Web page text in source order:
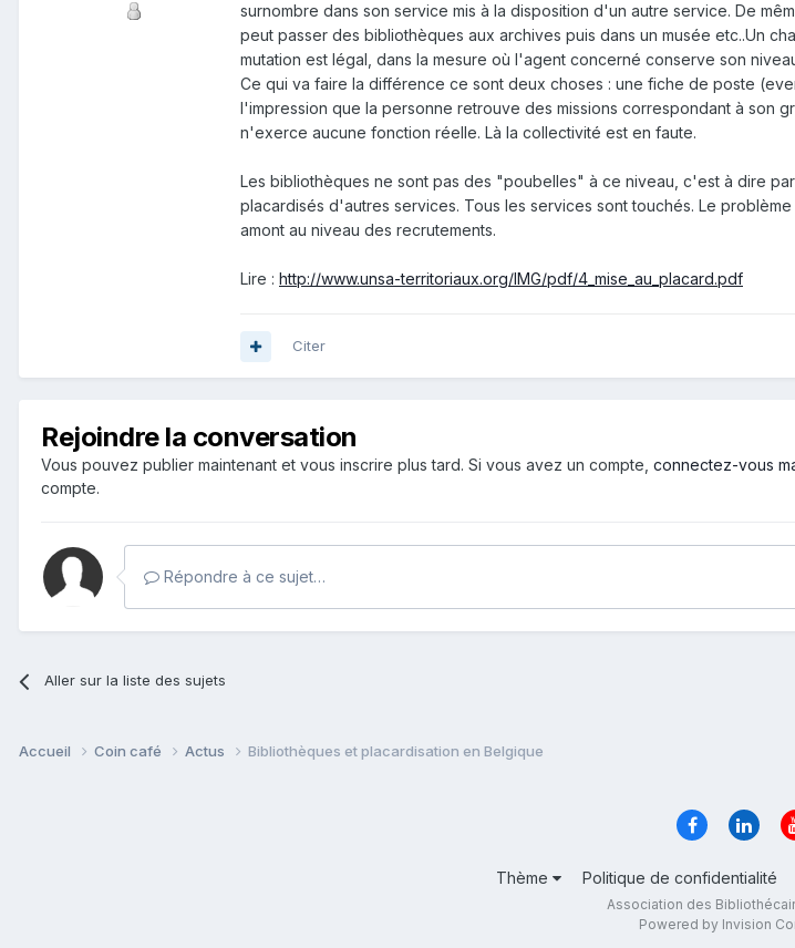
surnombre dans son service mis à la disposition d'un autre service. De
peut passer des bibliothèques aux archives puis dans un musée etc..Un
mutation est légal, dans la mesure où l'agent concerné conserve son
Ce qui va faire la différence ce sont deux choses : une fiche de poste
l'impression que la personne retrouve des missions correspondant à son
n'exerce aucune fonction réelle. Là la collectivité est en faute.
Les bibliothèques ne sont pas des "poubelles" à ce niveau, c'est à dire
placardisés d'autres services. Tous les services sont touchés. Le
amont au niveau des recrutements.
Lire : http://www.unsa-territoriaux.org/IMG/pdf/4_mise_au_placard.pdf
Citer
Rejoindre la conversation
Vous pouvez publier maintenant et vous inscrire plus tard. Si vous avez un compte, connectez-vous
compte.
Répondre à ce sujet…
Aller sur la liste des sujets
Accueil Coin café Actus Bibliothèques et placardisation en Belgique
Thème Politique de confidentialité
Association des
Powered by Invision